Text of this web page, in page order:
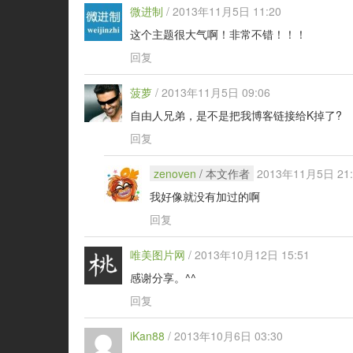
微进制 / 2013年11月5日 11:20
这个主题很大气啊！非常不错！！！
回复
菠萝 / 2013年11月5日 09:06
自由人兄弟，是不是把我博客链接给K掉了?
回复
zenoven / 本文作者 2013年11月5日
我好像就没有加过的啊
回复
唯美图片网 / 2013年10月12日 15:51
感谢分享。^^
回复
iKan88 / 2013年10月6日 03:30